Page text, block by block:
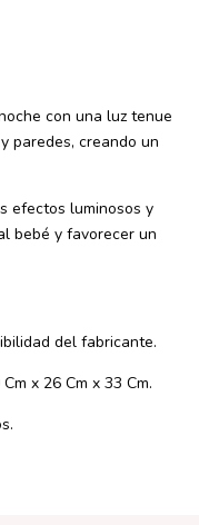
con una luz tenue
paredes, creando un
efectos luminosos y
bebé y favorecer un
del fabricante.
x 26 Cm x 33 Cm.